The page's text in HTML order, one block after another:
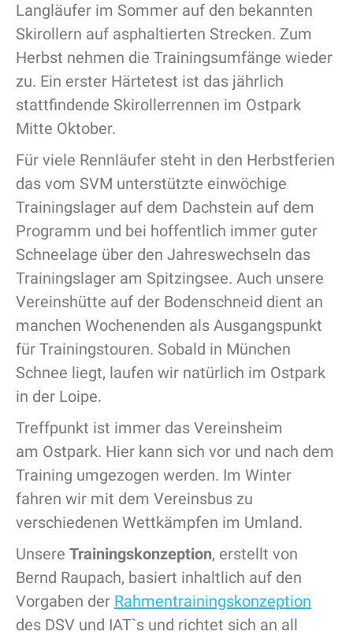
Langläufer im Sommer auf den bekannten
Skirollern auf asphaltierten Strecken. Zum
Herbst nehmen die Trainingsumfänge wieder
zu. Ein erster Härtetest ist das jährlich
stattfindende Skirollerrennen im Ostpark
Mitte Oktober.
Für viele Rennläufer steht in den Herbstferien
das vom SVM unterstützte einwöchige
Trainingslager auf dem Dachstein auf dem
Programm und bei hoffentlich immer guter
Schneelage über den Jahreswechseln das
Trainingslager am Spitzingsee. Auch unsere
Vereinshütte auf der Bodenschneid dient an
manchen Wochenenden als Ausgangspunkt
für Trainingstouren. Sobald in München
Schnee liegt, laufen wir natürlich im Ostpark
in der Loipe.
Treffpunkt ist immer das Vereinsheim
am Ostpark. Hier kann sich vor und nach dem
Training umgezogen werden. Im Winter
fahren wir mit dem Vereinsbus zu
verschiedenen Wettkämpfen im Umland.
Unsere Trainingskonzeption, erstellt von
Bernd Raupach, basiert inhaltlich auf den
Vorgaben der Rahmentrainingskonzeption
des DSV und IAT`s und richtet sich an all